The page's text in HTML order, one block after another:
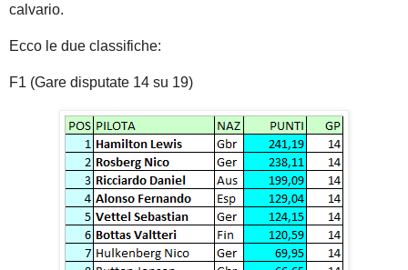
calvario.
Ecco le due classifiche:
F1 (Gare disputate 14 su 19)